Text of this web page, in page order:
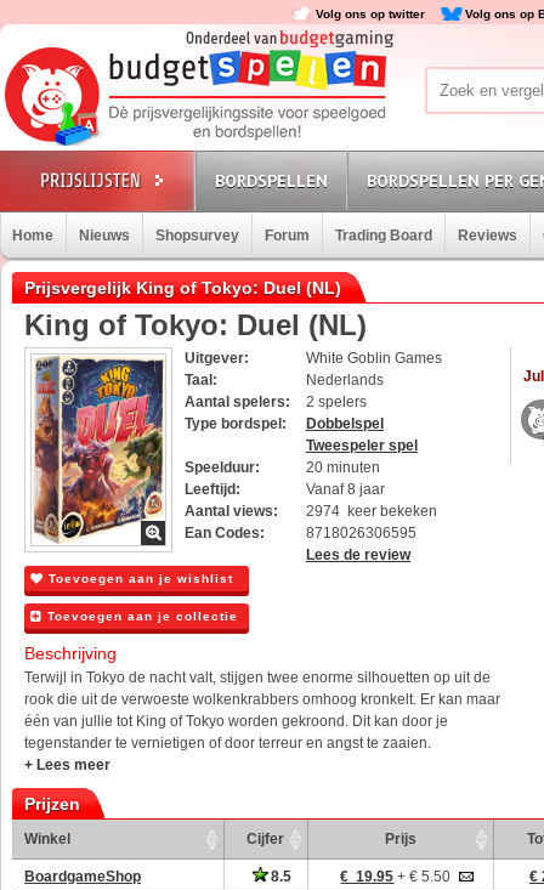
Volg ons op twitter Volg ons op
BORDSPELLEN BORDSPELLEN PER
Home Nieuws Shopsurvey Forum Trading Board Reviews
Prijsvergelijk King of Tokyo: Duel (NL)
King of Tokyo: Duel (NL)
Uitgever:
White Goblin Games
Taal:
Nederlands
Aantal spelers:
2 spelers
Type bordspel:
Dobbelspel
Tweespeler spel
Speelduur:
20 minuten
Leeftijd:
Vanaf 8 jaar
Aantal views:
2974 keer bekeken
Ean Codes:
8718026306595
Lees de review
Toevoegen aan je wishlist
Toevoegen aan je collectie
Beschrijving
Terwijl in Tokyo de nacht valt, stijgen twee enorme silhouetten op uit de
rook die uit de verwoeste wolkenkrabbers omhoog kronkelt. Er kan maar
één van jullie tot King of Tokyo worden gekroond. Dit kan door je
tegenstander te vernietigen of door terreur en angst te zaaien.
+ Lees meer
Prijzen
Winkel Cijfer Prijs
BoardgameShop 8.5 € 19.95 + € 5.50
€